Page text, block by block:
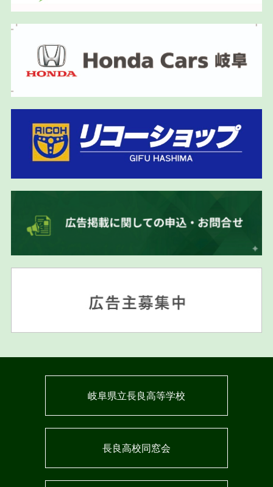
岐阜県立長良高等学校
長良高校同窓会